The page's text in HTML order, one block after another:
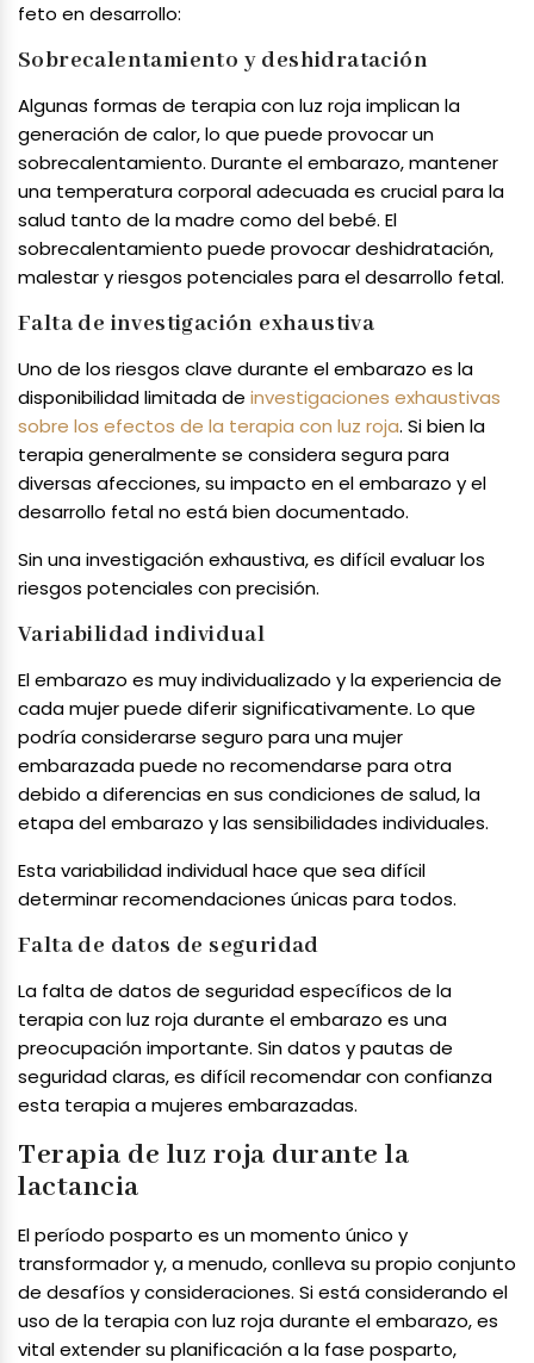
feto en desarrollo:
Sobrecalentamiento y deshidratación
Algunas formas de terapia con luz roja implican la
generación de calor, lo que puede provocar un
sobrecalentamiento. Durante el embarazo, mantener
una temperatura corporal adecuada es crucial para la
salud tanto de la madre como del bebé. El
sobrecalentamiento puede provocar deshidratación,
malestar y riesgos potenciales para el desarrollo fetal.
Falta de investigación exhaustiva
Uno de los riesgos clave durante el embarazo es la
disponibilidad limitada de investigaciones exhaustivas
sobre los efectos de la terapia con luz roja. Si bien la
terapia generalmente se considera segura para
diversas afecciones, su impacto en el embarazo y el
desarrollo fetal no está bien documentado.
Sin una investigación exhaustiva, es difícil evaluar los
riesgos potenciales con precisión.
Variabilidad individual
El embarazo es muy individualizado y la experiencia de
cada mujer puede diferir significativamente. Lo que
podría considerarse seguro para una mujer
embarazada puede no recomendarse para otra
debido a diferencias en sus condiciones de salud, la
etapa del embarazo y las sensibilidades individuales.
Esta variabilidad individual hace que sea difícil
determinar recomendaciones únicas para todos.
Falta de datos de seguridad
La falta de datos de seguridad específicos de la
terapia con luz roja durante el embarazo es una
preocupación importante. Sin datos y pautas de
seguridad claras, es difícil recomendar con confianza
esta terapia a mujeres embarazadas.
Terapia de luz roja durante la
lactancia
El período posparto es un momento único y
transformador y, a menudo, conlleva su propio conjunto
de desafíos y consideraciones. Si está considerando el
uso de la terapia con luz roja durante el embarazo, es
vital extender su planificación a la fase posparto,